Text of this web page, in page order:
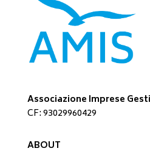
Associazione Imprese
CF: 93029960429
ABOUT